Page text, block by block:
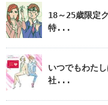
18～25歳限定
特...
いつでもわた
社...